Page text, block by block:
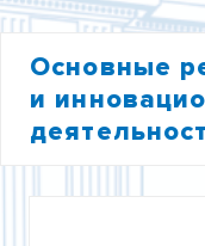
Основные
и
УЧАСТИЕ В ФЦП